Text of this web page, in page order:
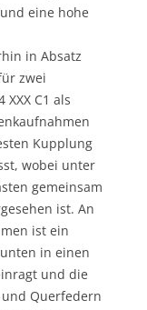
eine hohe
in Absatz
zwei
C1 als
Kupplung
wobei unter
gemeinsam
ist. An
ist ein
in einen
und die
Querfedern